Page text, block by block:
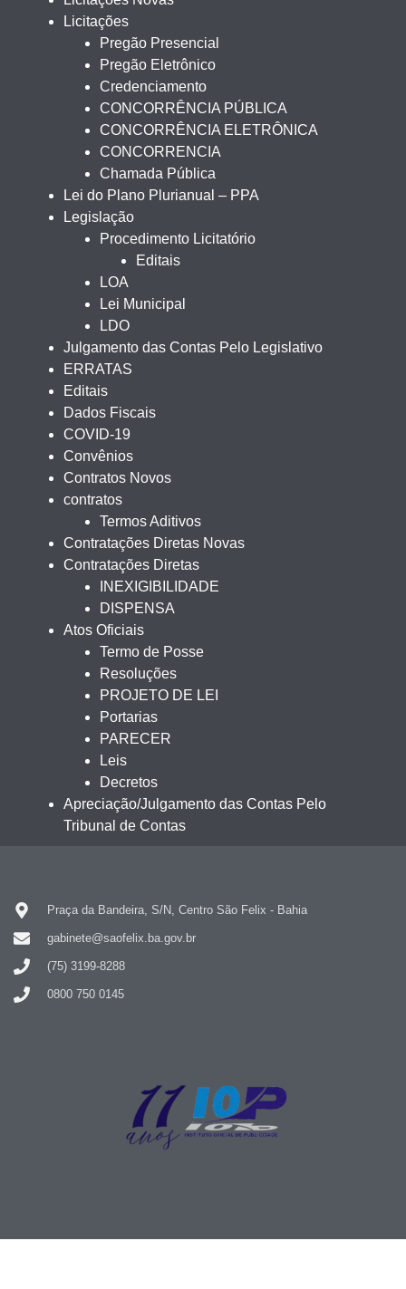
Licitações
Pregão Presencial
Pregão Eletrônico
Credenciamento
CONCORRÊNCIA PÚBLICA
CONCORRÊNCIA ELETRÔNICA
CONCORRENCIA
Chamada Pública
Lei do Plano Plurianual – PPA
Legislação
Procedimento Licitatório
Editais
LOA
Lei Municipal
LDO
Julgamento das Contas Pelo Legislativo
ERRATAS
Editais
Dados Fiscais
COVID-19
Convênios
Contratos Novos
contratos
Termos Aditivos
Contratações Diretas Novas
Contratações Diretas
INEXIGIBILIDADE
DISPENSA
Atos Oficiais
Termo de Posse
Resoluções
PROJETO DE LEI
Portarias
PARECER
Leis
Decretos
Apreciação/Julgamento das Contas Pelo
Tribunal de Contas
Praça da Bandeira, S/N, Centro São Felix - Bahia
gabinete@saofelix.ba.gov.br
(75) 3199-8288
0800 750 0145